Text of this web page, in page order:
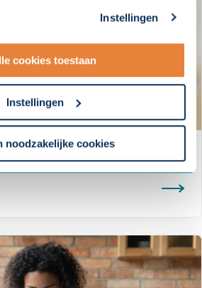
delen wij uw gegevens
.
en onze
te wijzigen, klikt u op
Instellingen
cookies toestaan
Instellingen
noodzakelijke cookies
Pesten op het werk